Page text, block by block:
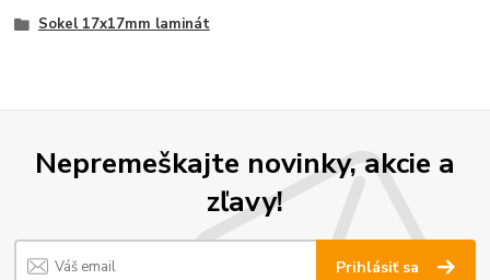
Sokel 17x17mm laminát
Nepremeškajte novinky, akcie a
zľavy!
Prihlásiť sa